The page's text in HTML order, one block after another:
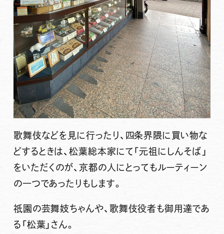
歌舞伎などを見に行ったり、四条界隈に買い物な
どするときは、松葉総本家にて「元祖にしんそば」
をいただくのが、京都の人にとってもルーティーン
の一つであったりもします。
祇園の芸舞妓ちゃんや、歌舞伎役者も御用達であ
る「松葉」さん。